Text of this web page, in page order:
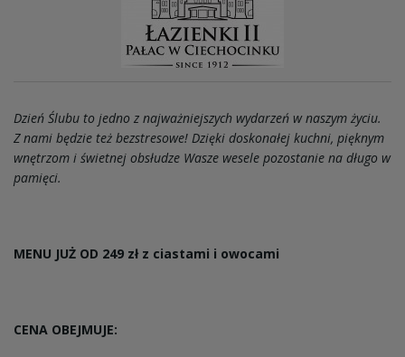
Dzień Ślubu to jedno z najważniejszych wydarzeń w naszym życiu.
Z nami będzie też bezstresowe! Dzięki doskonałej kuchni, pięknym
wnętrzom i świetnej obsłudze Wasze wesele pozostanie na długo w
pamięci.
MENU JUŻ OD 249 zł z ciastami i owocami
CENA OBEJMUJE: